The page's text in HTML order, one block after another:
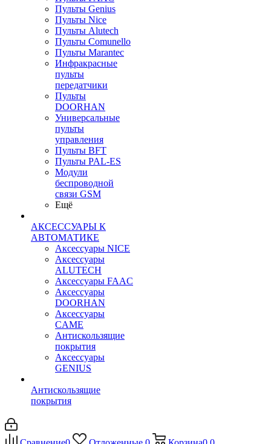
Пульты Genius
Пульты Nice
Пульты Alutech
Пульты Сomunello
Пульты Marantec
Инфракрасные
пульты
передатчики
Пульты
DOORHAN
Универсальные
пульты
управления
Пульты BFT
Пульты PAL-ES
Модули
беспроводной
связи GSM
Ещё
АКСЕССУАРЫ К
АВТОМАТИКЕ
Аксессуары NICE
Аксессуары
ALUTECH
Аксессуары FAAC
Аксессуары
DOORHAN
Аксессуары
CAME
Антискользящие
покрытия
Аксессуары
GENIUS
Антискользящие
покрытия